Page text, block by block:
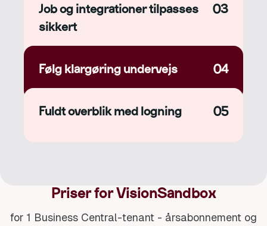
Job og integrationer tilpasses
sikkert
03
Følg klargøring undervejs 04
Fuldt overblik med logning 05
Priser for VisionSandbox
for 1 Business Central-tenant - årsabonnement og